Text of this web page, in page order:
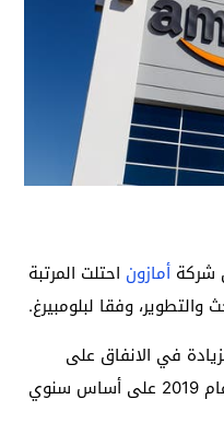
شركةأمازون احتلت المرتبة
والتطوير، وفقا لبلومبيرغ.
في الانفاق على
البحث والتطوير لأمازون بلغت في عام 2019 على أساس سنوي